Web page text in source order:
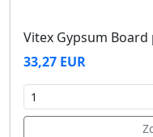
Vitex Gypsum Board
33,27 EUR